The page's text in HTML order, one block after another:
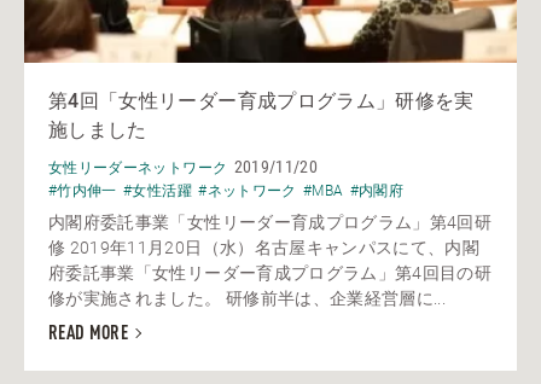
第4回「女性リーダー育成プログラム」研修を実
施しました
女性リーダーネットワーク 2019/11/20
#竹内伸一 #女性活躍 #ネットワーク #MBA #内閣府
内閣府委託事業「女性リーダー育成プログラム」第4回研
修 2019年11月20日（水）名古屋キャンパスにて、内閣
府委託事業「女性リーダー育成プログラム」第4回目の研
修が実施されました。 研修前半は、企業経営層に...
READ MORE